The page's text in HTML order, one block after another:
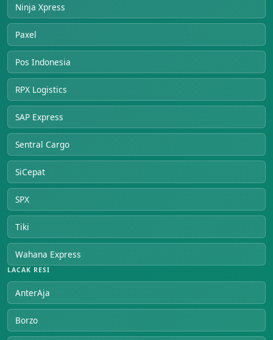
Ninja Xpress
Paxel
Pos Indonesia
RPX Logistics
SAP Express
Sentral Cargo
SiCepat
SPX
Tiki
Wahana Express
LACAK RESI
AnterAja
Borzo